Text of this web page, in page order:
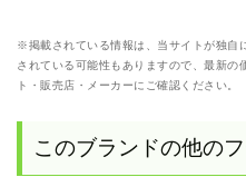
※掲載されている情報は、当サイトが独自
されている可能性もありますので、最新の
ト・販売店・メーカーにご確認ください。
このブランドの他の